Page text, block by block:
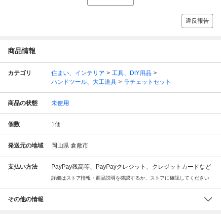
違反報告
商品情報
カテゴリ 住まい、インテリア
工具、DIY用品
ハンドツール、大工道具
ラチェットセット
商品の状態 未使用
個数 1個
発送元の地域 岡山県 倉敷市
支払い方法 PayPay残高等、PayPayクレジット、クレジットカードなど
詳細はストア情報・商品説明を確認するか、ストアに確認してください
その他の情報